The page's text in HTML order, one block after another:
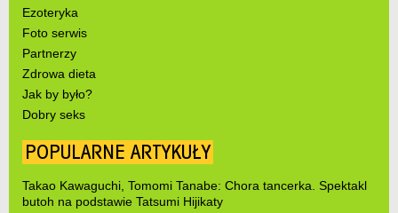
Ezoteryka
Foto serwis
Partnerzy
Zdrowa dieta
Jak by było?
Dobry seks
POPULARNE ARTYKUŁY
Takao Kawaguchi, Tomomi Tanabe: Chora tancerka. Spektakl
butoh na podstawie Tatsumi Hijikaty